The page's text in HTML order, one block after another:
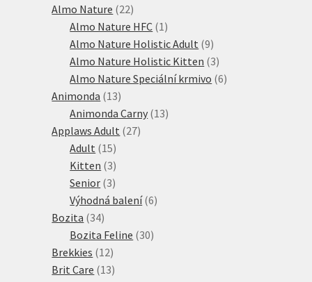
produktů
Almo Nature 2222
produktů
Almo Nature HFC 1 1
produkt
Almo Nature Holistic Adult 99
produktů
Almo Nature Holistic Kitten 33
produkty
Almo Nature Speciální krmivo 66
Animonda 1313
produktů
Animonda Carny 1313
Applaws Adult 2727
Adult 1515
produktů
Kitten 33
produkty
Senior 33
produkty
Výhodná balení 66
Bozita 3434
produktů
Bozita Feline 3030
Brekkies 1212
produktů
Brit Care 1313